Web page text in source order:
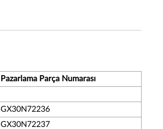
Pazarlama Parça Numarası
GX30N72236
GX30N72237